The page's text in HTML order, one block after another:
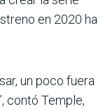
en 2020 ha
un poco fuera
contó Temple,